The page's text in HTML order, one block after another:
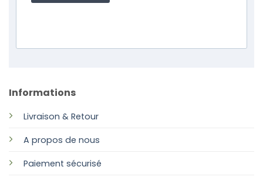
Informations
Livraison & Retour
A propos de nous
Paiement sécurisé